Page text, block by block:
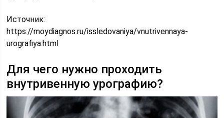
Источник:
https://moydiagnos.ru/issledovaniya/vnutrivennaya-
urografiya.html
Для чего нужно проходить
внутривенную урографию?